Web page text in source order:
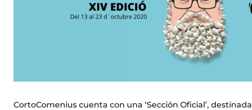
CortoComenius cuenta con una ‘Sección Oficial’,